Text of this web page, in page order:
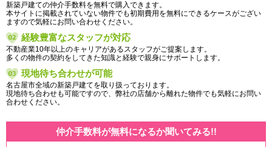
新築戸建ての仲介手数料を無料で購入できます。
本サイトに掲載されていない物件でも初期費用を無料にできるケースがござい
ますので気軽にお問い合わせください。
経験豊富なスタッフが対応
不動産業10年以上のキャリアがあるスタッフがご提案します。
多くの物件の契約をしてきた知識と経験で親身にサポートします。
現地待ち合わせが可能
名古屋市全域の新築戸建てを取り扱っております。
現地待ち合わせも可能ですので、弊社の店舗から離れた物件でも気軽にお問い
合わせください。
仲介手数料が無料になるか聞いてみる!!